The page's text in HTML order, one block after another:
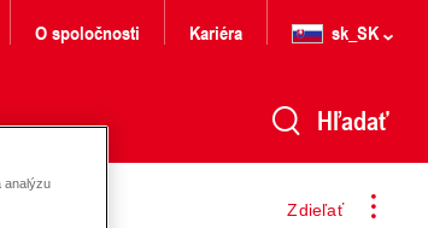
O spoločnosti Kariéra sk_SK
Hľadať
Zdieľať
analýzu